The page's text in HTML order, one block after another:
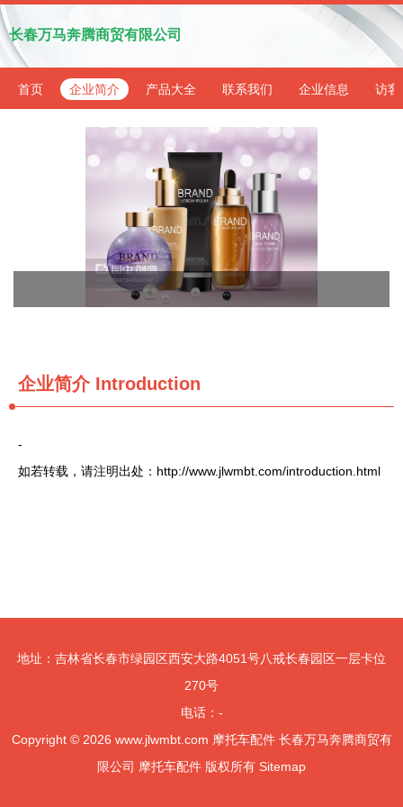
长春万马奔腾商贸有限公司
首页 企业简介 产品大全 联系我们 企业信息 访客
企业简介 Introduction
-
如若转载，请注明出处：http://www.jlwmbt.com/introduction.html
地址：吉林省长春市绿园区西安大路4051号八戒长春园区一层卡位
270号
电话：-
Copyright © 2026 www.jlwmbt.com 摩托车配件 长春万马奔腾商贸有
限公司 摩托车配件 版权所有 Sitemap